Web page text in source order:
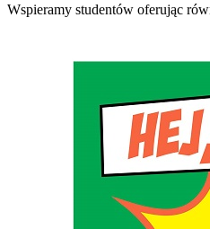
Wspieramy studentów oferując